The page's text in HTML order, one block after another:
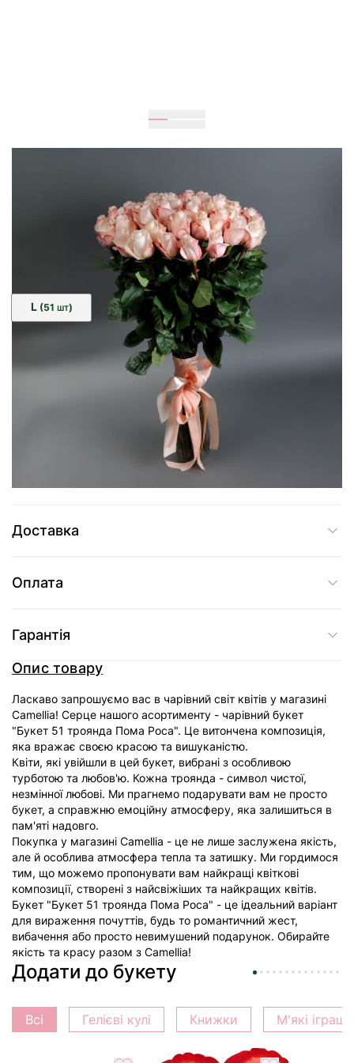
50см
L (51 ШТ)
7 545 грн
Додати до кошика
Купити в один клік
Доставка
Оплата
Гарантія
Опис товару
Ласкаво запрошуємо вас в чарівний світ квітів у магазині
Camellia! Серце нашого асортименту - чарівний букет
"Букет 51 троянда Пома Роса". Це витончена композиція,
яка вражає своєю красою та вишуканістю.
Квіти, які увійшли в цей букет, вибрані з особливою
турботою та любов'ю. Кожна троянда - символ чистої,
незмінної любові. Ми прагнемо подарувати вам не просто
букет, а справжню емоційну атмосферу, яка залишиться в
пам'яті надовго.
Покупка у магазині Camellia - це не лише заслужена якість,
але й особлива атмосфера тепла та затишку. Ми гордимося
тим, що можемо пропонувати вам найкращі квіткові
композиції, створені з найсвіжіших та найкращих квітів.
Букет "Букет 51 троянда Пома Роса" - це ідеальний варіант
для вираження почуттів, будь то романтичний жест,
вибачення або просто невимушений подарунок. Обирайте
якість та красу разом з Camellia!
Додати до букету
Всі Гелієві кулі Книжки М'які